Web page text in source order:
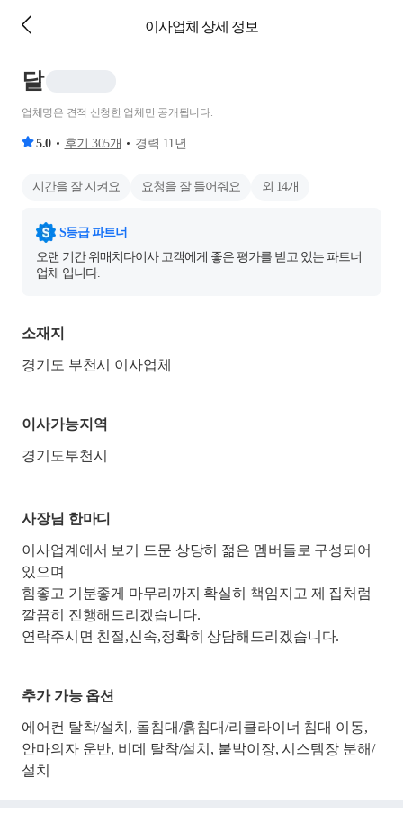
이사업체 상세 정보
달
업체명은 견적 신청한 업체만 공개됩니다.
5.0 후기 305개 경력 11년
시간을 잘 지켜요 요청을 잘 들어줘요 외 14개
S등급 파트너
오랜 기간 위매치다이사 고객에게 좋은 평가를 받고 있는 파트너
업체 입니다.
소재지
경기도 부천시 이사업체
이사가능지역
경기도부천시
사장님 한마디
이사업계에서 보기 드문 상당히 젊은 멤버들로 구성되어
있으며
힘좋고 기분좋게 마무리까지 확실히 책임지고 제 집처럼
깔끔히 진행해드리겠습니다.
연락주시면 친절,신속,정확히 상담해드리겠습니다.
추가 가능 옵션
에어컨 탈착/설치, 돌침대/흙침대/리클라이너 침대 이동,
안마의자 운반, 비데 탈착/설치, 붙박이장, 시스템장 분해/
설치